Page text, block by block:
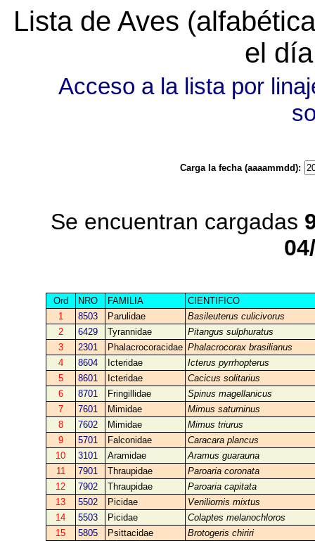
Lista de Aves
el
Acceso a la lista por
Carga la fecha (aaaammdd):
Se encuentran cargadas
Ord NRO FAMILIA
CIENTIFICO
1
8503 Parulidae
Basileuterus culicivorus
2
6429 Tyrannidae
Pitangus sulphuratus
3
2301 Phalacrocoracidae Phalacrocorax brasilianus
4
8604 Icteridae
Icterus pyrrhopterus
5
8601 Icteridae
Cacicus solitarius
6
8701 Fringillidae
Spinus magellanicus
7
7601 Mimidae
Mimus saturninus
8
7602 Mimidae
Mimus triurus
9
5701 Falconidae
Caracara plancus
10
3101 Aramidae
Aramus guarauna
11
7901 Thraupidae
Paroaria coronata
12
7902 Thraupidae
Paroaria capitata
13
5502 Picidae
Veniliornis mixtus
14
5503 Picidae
Colaptes melanochloros
15
5805 Psittacidae
Brotogeris chiriri